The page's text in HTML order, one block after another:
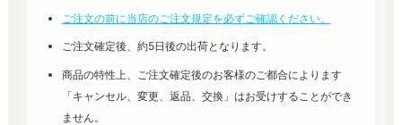
ご注文の前に当店のご注文規定を必ずご確認ください。
ご注文確定後、約5日後の出荷となります。
商品の特性上、ご注文確定後のお客様のご都合によります
「キャンセル、変更、返品、交換」はお受けすることができ
ません。